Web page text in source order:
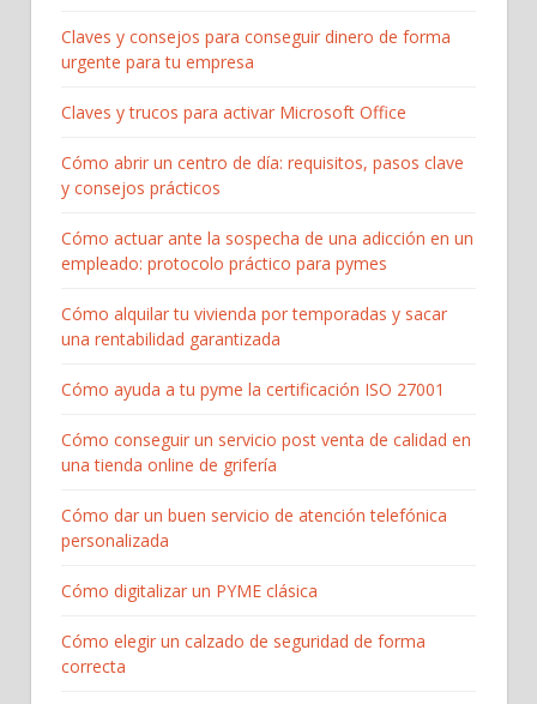
Claves y consejos para conseguir dinero de forma
urgente para tu empresa
Claves y trucos para activar Microsoft Office
Cómo abrir un centro de día: requisitos, pasos clave
y consejos prácticos
Cómo actuar ante la sospecha de una adicción en un
empleado: protocolo práctico para pymes
Cómo alquilar tu vivienda por temporadas y sacar
una rentabilidad garantizada
Cómo ayuda a tu pyme la certificación ISO 27001
Cómo conseguir un servicio post venta de calidad en
una tienda online de grifería
Cómo dar un buen servicio de atención telefónica
personalizada
Cómo digitalizar un PYME clásica
Cómo elegir un calzado de seguridad de forma
correcta